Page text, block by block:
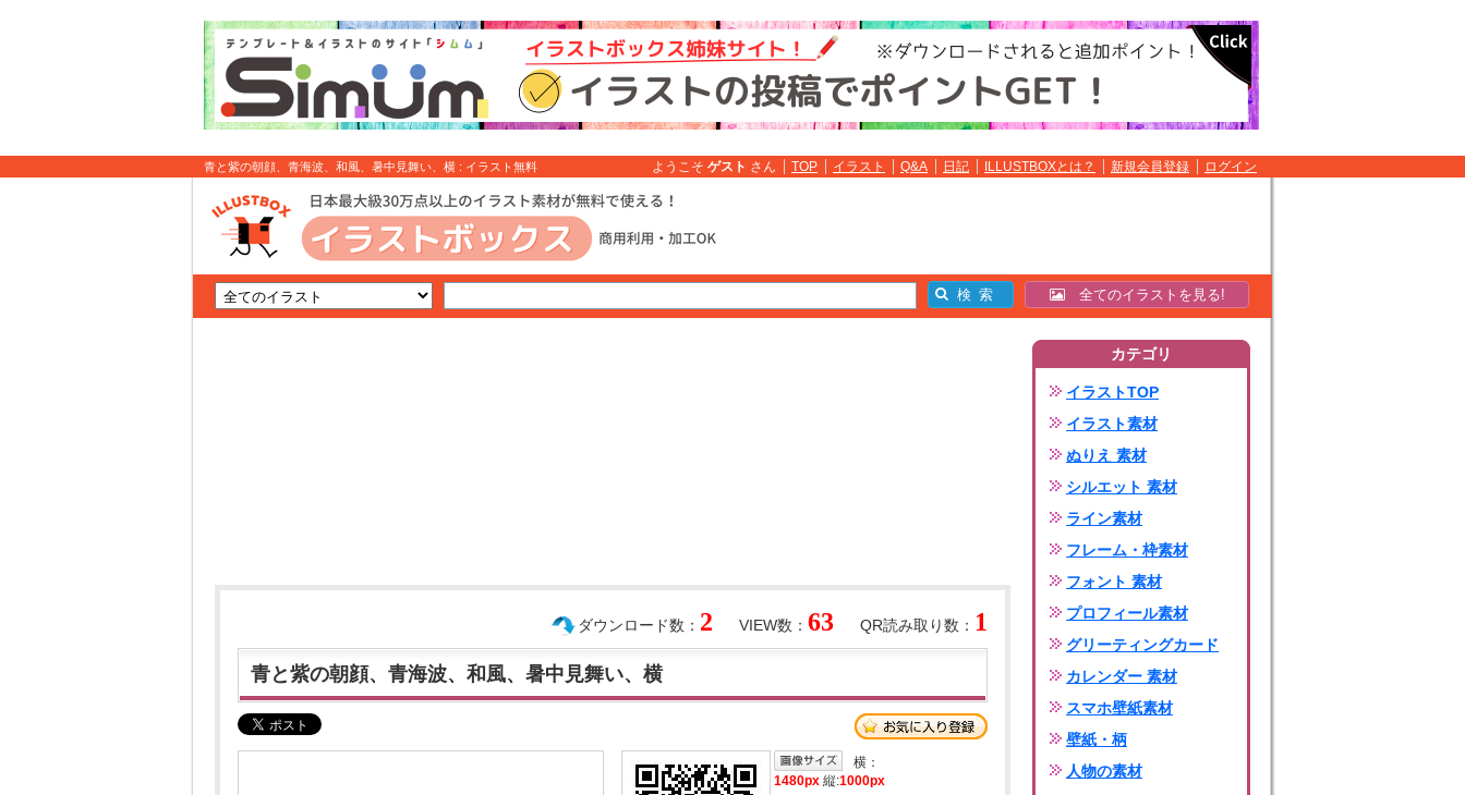
青と紫の朝顔、青海波、和風、暑中見舞い、横 : イラスト無料 ようこそ ゲスト さん TOP イラスト Q&A 日記 ILLUSTBOXとは？ 新規会員登録 ログイン
全てのイラストを見る!
QR読み取り数： 1
VIEW数： 63
ダウンロード数： 2
青と紫の朝顔、青海波、和風、暑中見舞い、横
横：
1480px 縦:1000px
カテゴリ
イラストTOP
イラスト素材
ぬりえ 素材
シルエット 素材
ライン素材
フレーム・枠素材
フォント 素材
プロフィール素材
グリーティングカード
カレンダー 素材
スマホ壁紙素材
壁紙・柄
人物の素材